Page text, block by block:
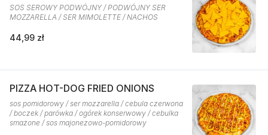
SOS SEROWY PODWÓJNY / PODWÓJNY SER
MOZZARELLA / SER MIMOLETTE / NACHOS
44,99 zł
PIZZA HOT-DOG FRIED ONIONS
sos pomidorowy / ser mozzarella / cebula czerwona
/ boczek / parówka / ogórek konserwowy / cebulka
smażone / sos majonezowo-pomidorowy